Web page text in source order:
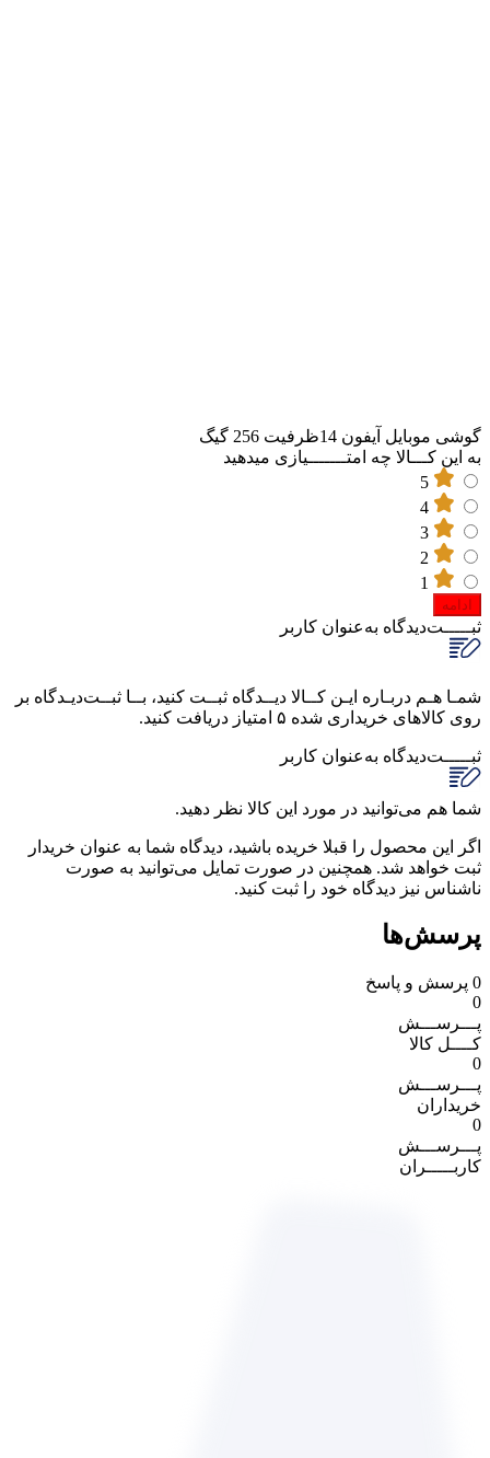
گوشی موبایل آیفون 14ظرفیت 256 گیگ
به این کـــالا چه امتـــــــیازی میدهید
ادامه
ثبـــــت‌دیدگاه به‌عنوان کاربر
شمـا هـم دربـاره ایـن کــالا دیــدگاه ثبــت کنید، بــا ثبــت‌دیـدگاه بر
روی کالاهای خریداری شده ۵ امتیاز دریافت کنید.
ثبـــــت‌دیدگاه به‌عنوان کاربر
شما هم می‌توانید در مورد این کالا نظر دهید.
اگر این محصول را قبلا خریده باشید، دیدگاه شما به عنوان خریدار
ثبت خواهد شد. همچنین در صورت تمایل می‌توانید به صورت
ناشناس نیز دیدگاه خود را ثبت کنید.
پرسش‌ها
0 پرسش و پاسخ
0
پـــرســـش
کــــل کالا
0
پـــرســـش
خریداران
0
پـــرســـش
کاربـــــران